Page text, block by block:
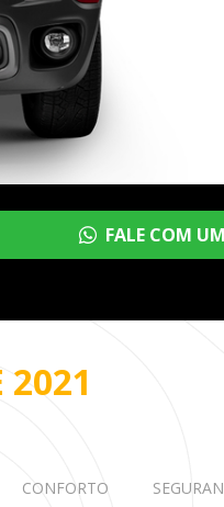
FALE COM
2021
CONFORTO